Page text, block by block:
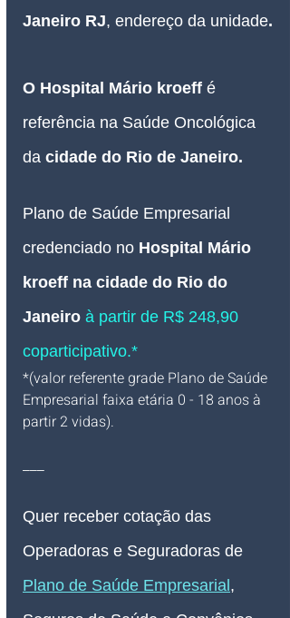
Janeiro RJ, endereço da unidade.
O Hospital Mário kroeff é
referência na Saúde Oncológica
da cidade do Rio de Janeiro.
Plano de Saúde Empresarial
credenciado no Hospital Mário
kroeff na cidade do Rio do
Janeiro à partir de R$ 248,90
coparticipativo.*
*(valor referente grade Plano de Saúde
Empresarial faixa etária 0 - 18 anos à
partir 2 vidas).
___
Quer receber cotação das
Operadoras e Seguradoras de
Plano de Saúde Empresarial ,